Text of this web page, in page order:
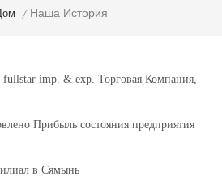
/ Наша История
fullstar imp. & exp. Торговая Компания,
Прибыль состояния предприятия
в Сямынь